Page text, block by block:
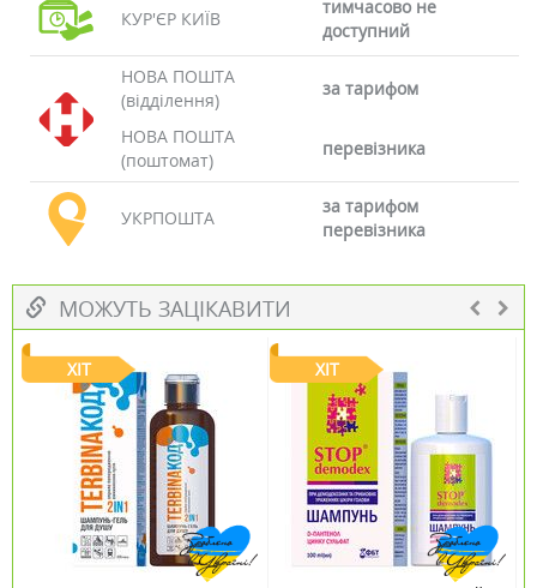
КУР'ЄР КИЇВ
тимчасово не
доступний
НОВА ПОШТА
(відділення)
за тарифом
НОВА ПОШТА
(поштомат)
перевізника
УКРПОШТА
за тарифом
перевізника
МОЖУТЬ ЗАЦІКАВИТИ
ХІТ ХІТ